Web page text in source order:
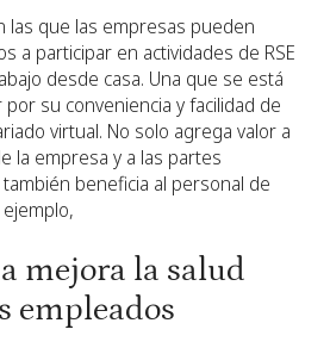
las que las empresas pueden
a participar en actividades de RSE
desde casa. Una que se está
su conveniencia y facilidad de
virtual. No solo agrega valor a
la empresa y a las partes
beneficia al personal de
mejora la salud
empleados